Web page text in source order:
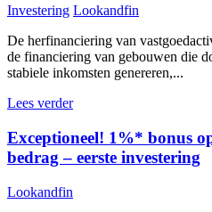
Investering Lookandfin
De herfinanciering van
de financiering van gebouwen die
stabiele inkomsten genereren,...
Lees verder
Exceptioneel! 1%* bonus
bedrag – eerste investering
Lookandfin